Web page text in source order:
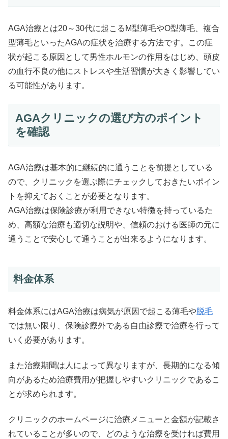
AGA治療とは20～30代に起こるM型薄毛やO型薄毛、複合
型薄毛といったAGAの症状を治療する方法です。この症
状が起こる原因として男性ホルモンの作用をはじめ、頭皮
の血行不良の他にストレスや生活習慣が大きく影響してい
る可能性があります。
AGAクリニックの選び方のポイント
を確認
AGA治療は基本的に継続的に通うことを前提としている
ので、クリニックを選ぶ際にチェックしておきたいポイン
トを抑えておくことが必要となります。
AGA治療は保険診療が利用できない特徴を持っているた
め、高額な治療も適切な説明や、信頼のおける医師の元に
通うことで安心して通うことが出来るようになります。
料金体系
料金体系にはAGA治療は病気が原因で起こる薄毛や脱毛
では無い限り、保険診療外である自由診療で治療を行って
いく必要があります。
また治療期間は人によって異なりますが、長期的になる傾
向があるため治療費用が把握しやすいクリニックであるこ
とが求められます。
クリニックのホームページに治療メニューと金額が記載さ
れていることが多いので、どのような治療を受ければ費用